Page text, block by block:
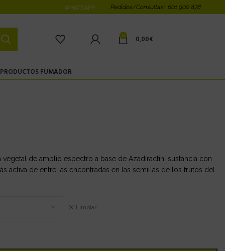
WHATSAPP Pedidos/Consultas: 601 900 878
0 0,00€
PRODUCTOS FUMADOR
de amplio espectro a base de Azadiractin, sustancia con
activa de entre las encontradas en las semillas de los frutos del
Limpiar